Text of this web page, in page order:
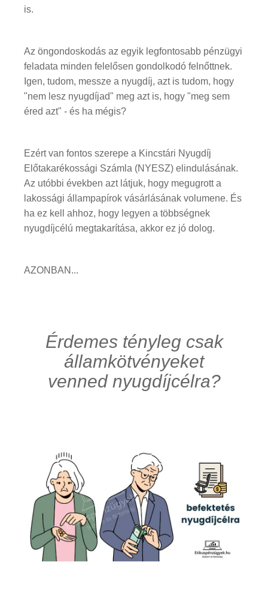
is.
Az öngondoskodás az egyik legfontosabb pénzügyi
feladata minden felelősen gondolkodó felnőttnek.
Igen, tudom, messze a nyugdíj, azt is tudom, hogy
"nem lesz nyugdíjad" meg azt is, hogy "meg sem
éred azt" - és ha mégis?
Ezért van fontos szerepe a Kincstári Nyugdíj
Előtakarékossági Számla (NYESZ) elindulásának.
Az utóbbi években azt látjuk, hogy megugrott a
lakossági állampapírok vásárlásának volumene. És
ha ez kell ahhoz, hogy legyen a többségnek
nyugdíjcélú megtakarítása, akkor ez jó dolog.
AZONBAN...
Érdemes tényleg csak
államkötvényeket
venned nyugdíjcélra?